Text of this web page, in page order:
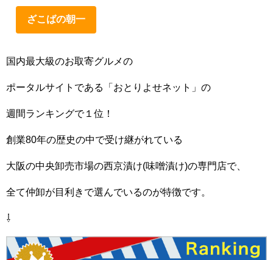
ざこばの朝一
国内最大級のお取寄グルメの
ポータルサイトである「おとりよせネット」の
週間ランキングで１位！
創業80年の歴史の中で受け継がれている
大阪の中央卸売市場の西京漬け(味噌漬け)の専門店で、
全て仲卸が目利きで選んでいるのが特徴です。
⇩